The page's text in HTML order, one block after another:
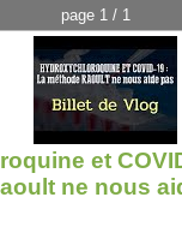
page 1 / 1
et
ne nous